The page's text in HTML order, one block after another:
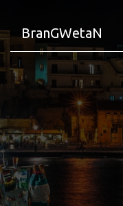
BranGWetaN